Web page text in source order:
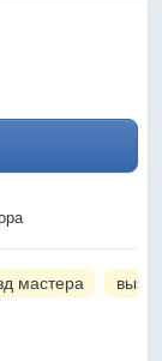
мастера